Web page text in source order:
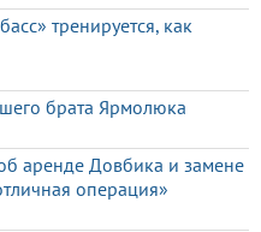
тренируется, как
брата Ярмолюка
аренде Довбика и замене
операция»